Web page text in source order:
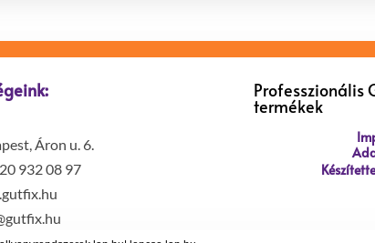
Áron u. 6.
932 08 97
Professzionális
termékek